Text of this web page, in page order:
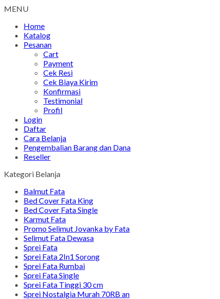
MENU
Home
Katalog
Pesanan
Cart
Payment
Cek Resi
Cek Biaya Kirim
Konfirmasi
Testimonial
Profil
Login
Daftar
Cara Belanja
Pengembalian Barang dan Dana
Reseller
Kategori Belanja
Balmut Fata
Bed Cover Fata King
Bed Cover Fata Single
Karmut Fata
Promo Selimut Jovanka by Fata
Selimut Fata Dewasa
Sprei Fata
Sprei Fata 2In1 Sorong
Sprei Fata Rumbai
Sprei Fata Single
Sprei Fata Tinggi 30 cm
Sprei Nostalgia Murah 70RB an